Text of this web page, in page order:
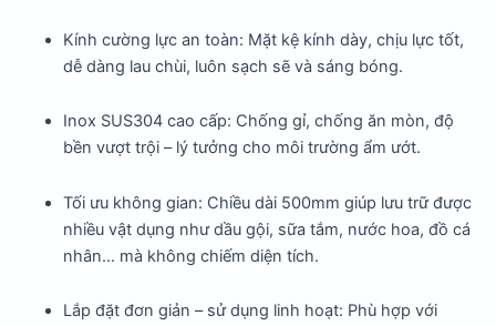
Kính cường lực an toàn: Mặt kệ kính dày, chịu lực tốt,
dễ dàng lau chùi, luôn sạch sẽ và sáng bóng.
Inox SUS304 cao cấp: Chống gỉ, chống ăn mòn, độ
bền vượt trội – lý tưởng cho môi trường ẩm ướt.
Tối ưu không gian: Chiều dài 500mm giúp lưu trữ được
nhiều vật dụng như dầu gội, sữa tắm, nước hoa, đồ cá
nhân… mà không chiếm diện tích.
Lắp đặt đơn giản – sử dụng linh hoạt: Phù hợp với